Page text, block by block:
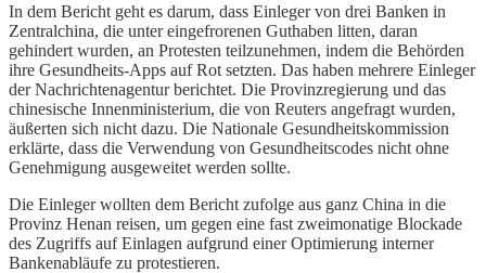
In dem Bericht geht es darum, dass Einleger von drei Banken in
Zentralchina, die unter eingefrorenen Guthaben litten, daran
gehindert wurden, an Protesten teilzunehmen, indem die Behörden
ihre Gesundheits-Apps auf Rot setzten. Das haben mehrere Einleger
der Nachrichtenagentur berichtet. Die Provinzregierung und das
chinesische Innenministerium, die von Reuters angefragt wurden,
äußerten sich nicht dazu. Die Nationale Gesundheitskommission
erklärte, dass die Verwendung von Gesundheitscodes nicht ohne
Genehmigung ausgeweitet werden sollte.
Die Einleger wollten dem Bericht zufolge aus ganz China in die
Provinz Henan reisen, um gegen eine fast zweimonatige Blockade
des Zugriffs auf Einlagen aufgrund einer Optimierung interner
Bankenabläufe zu protestieren.